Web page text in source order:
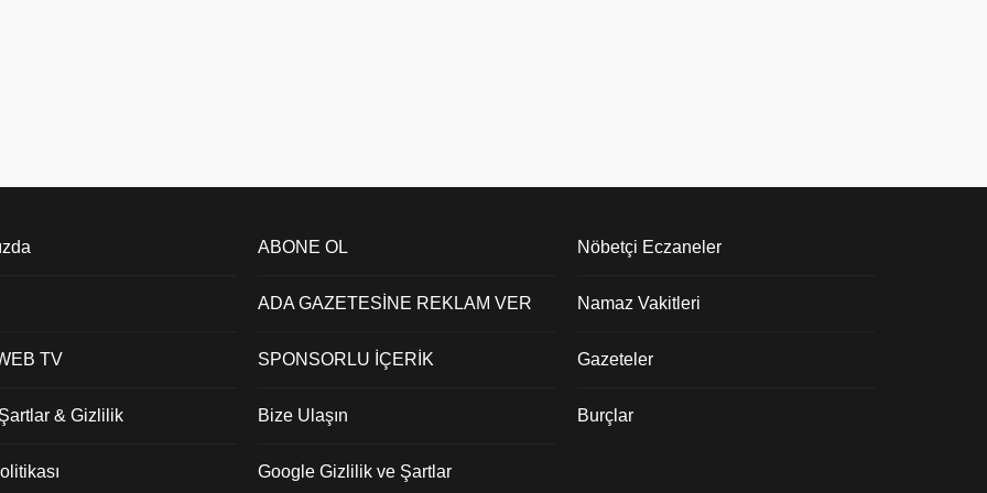
TV
& Gizlilik
ABONE OL
ADA GAZETESİNE REKLAM VER
SPONSORLU İÇERİK
Bize Ulaşın
Google Gizlilik ve Şartlar
Nöbetçi Eczaneler
Namaz Vakitleri
Gazeteler
Burçlar